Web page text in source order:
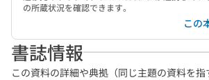
の所蔵状況を確認できます。
この
書誌情報
この資料の詳細や典拠（同じ主題の資料を